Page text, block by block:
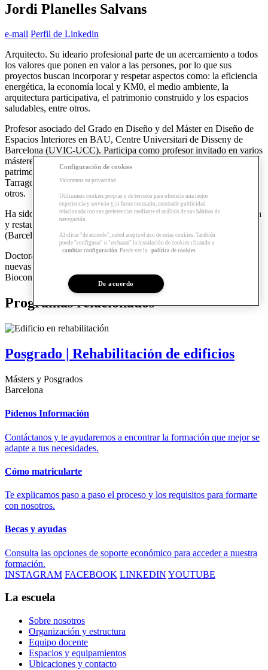
Jordi Planelles Salvans
e-mail Perfil de Linkedin
Arquitecto. Su ideario profesional parte de un acercamiento a todos
los valores que ponen en valor a las persones, por lo que sus
proyectos buscan incorporar y respetar aspectos como: la eficiencia
energética, la economía local y KM0, el medio ambiente, la
arquitectura participativa, el patrimonio construido y los espacios
saludables, entre otros.
Profesor asociado del Grado en Diseño y del Máster en Diseño de
Espacios Interiores en BAU, Centre Universitari de Disseny de
Barcelona (UVIC-UCC). Participa como profesor invitado en varios
másteres, posgrados y cursos sobre temas de construcción y
patrimonio de la Escola Sert (COAC) en Barcelona, Lleida y
Tarragona, y del Col·legi d’Arquitectes Tècnics de Tarragona, entre
otros.
Ha sido invitado a dar sesiones de innovación docente, construcción
y restauración arquitectónica en la UDG (México) y en AIA
(Barcelona), entre otros.
Doctorando por la UPC, su investigación está vinculada a las
nuevas tipologías de vivienda de los siglos XIX y XX; y Máster en
Bioconstrucción del Instituto de Baubiologie.
Programas relacionados
Posgrado | Rehabilitación de edificios
Másters y Posgrados
Barcelona
Pídenos Información
Contáctanos y te ayudaremos a encontrar la formación que mejor se
adapte a tus necesidades.
Cómo matricularte
Te explicamos paso a paso el proceso y los requisitos para formarte
con nosotros.
Becas y ayudas
Consulta las opciones de soporte económico para acceder a nuestra
formación.
INSTAGRAM FACEBOOK LINKEDIN YOUTUBE
La escuela
Sobre nosotros
Organización y estructura
Equipo docente
Espacios y equipamientos
Ubicaciones y contacto
Configuración de cookies
Valoramos su privacidad
Utilizamos cookies propias y de terceros para ofrecerle una mejor
experiencia y servicio y, si fuese necesario, mostrarle publicidad
relacionada con sus preferencias mediante el análisis de sus hábitos de
navegación.
Al clicar "de acuerdo", usted acepta el uso de estas cookies. También
puede "configurar" o "rechazar" la instalación de cookies clicando a
cambiar configuración. Puede ver la política de cookies
De acuerdo